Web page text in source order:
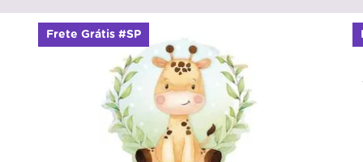
Frete Grátis #SP